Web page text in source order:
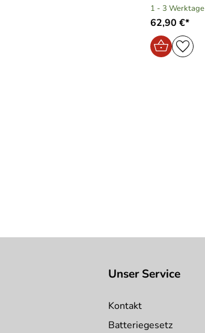
1 - 3 Werktage
62,90 €*
Unser Service
Kontakt
Batteriegesetz